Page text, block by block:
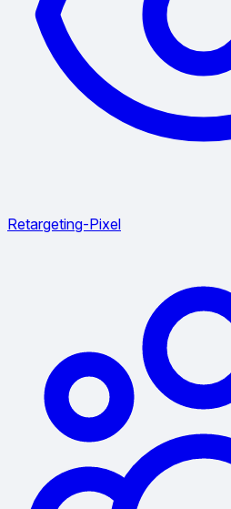
Retargeting-Pixel